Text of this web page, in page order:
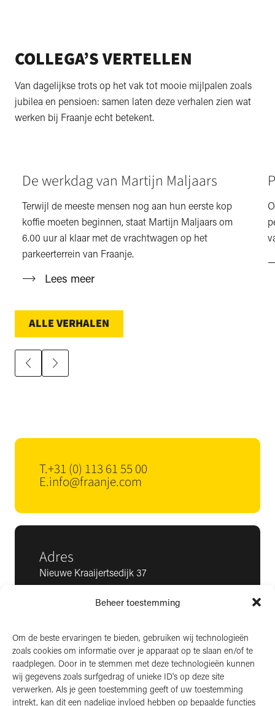
Beheer toestemming
Om de beste ervaringen te bieden, gebruiken wij technologieën
zoals cookies om informatie over je apparaat op te slaan en/of te
raadplegen. Door in te stemmen met deze technologieën kunnen
wij gegevens zoals surfgedrag of unieke ID's op deze site
verwerken. Als je geen toestemming geeft of uw toestemming
intrekt, kan dit een nadelige invloed hebben op bepaalde functies
COLLEGA’S VERTELLEN
Van dagelijkse trots op het vak tot mooie mijlpalen zoals
jubilea en pensioen: samen laten deze verhalen zien wat
werken bij Fraanje echt betekent.
De werkdag van Martijn Maljaars
Terwijl de meeste mensen nog aan hun eerste kop
koffie moeten beginnen, staat Martijn Maljaars om
6.00 uur al klaar met de vrachtwagen op het
parkeerterrein van Fraanje.
Lees meer
ALLE VERHALEN
T.+31 (0) 113 61 55 00
E.info@fraanje.com
Adres
Nieuwe Kraaijertsedijk 37
4458 NK ’s-Heer Arendskerke
BTW: NL006850807
LinkedIn
Instagram
Facebook